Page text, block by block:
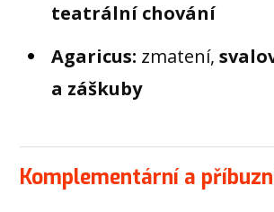
teatrální chování
Agaricus: zmatení,
a záškuby
Komplementární a